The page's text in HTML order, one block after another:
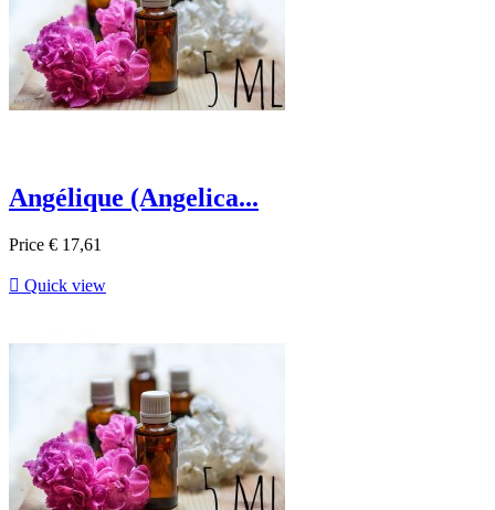
Angélique (Angelica...
Price € 17,61
 Quick view